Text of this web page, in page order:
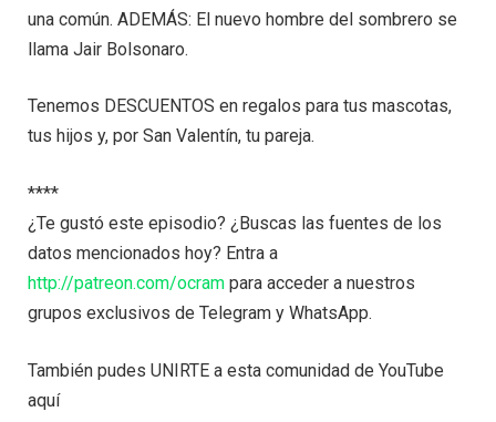
una común. ADEMÁS: El nuevo hombre del sombrero se
llama Jair Bolsonaro.
Tenemos DESCUENTOS en regalos para tus mascotas,
tus hijos y, por San Valentín, tu pareja.
****
¿Te gustó este episodio? ¿Buscas las fuentes de los
datos mencionados hoy? Entra a
http://patreon.com/ocram para acceder a nuestros
grupos exclusivos de Telegram y WhatsApp.
También pudes UNIRTE a esta comunidad de YouTube
aquí